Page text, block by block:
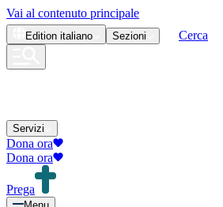
Vai al contenuto principale
Edition italiano Sezioni Cerca
Servizi
Dona ora
Dona ora
Prega